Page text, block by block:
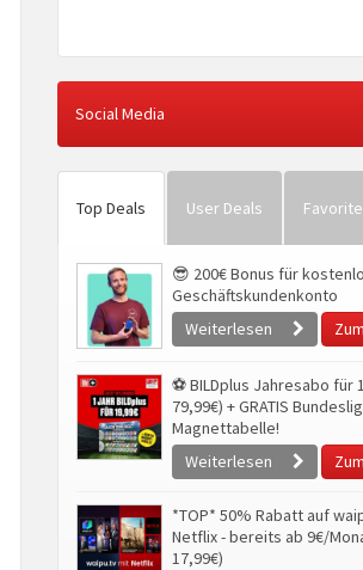
Social Media
Top Deals User Deals
😎 200€ Bonus für
Geschäftskundenkonto
Weiterlesen
⚽ BILDplus Jahresabo für
79,99€) + GRATIS
Magnettabelle!
Weiterlesen
*TOP* 50% Rabatt auf
Netflix - bereits ab 9€/
17,99€)